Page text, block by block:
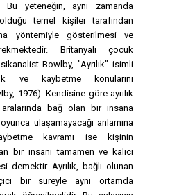
Bu yeteneğin, aynı zamanda
temel kişiler tarafından
yöntemiyle gösterilmesi ve
Britanyalı çocuk
Bowlby, "Ayrılık" isimli
ve kaybetme konularını
1976). Kendisine göre ayrılık
aralarında bağ olan bir insana
ulaşamayacağı anlamına
kavramı ise kişinin
bir insanı tamamen ve kalıcı
demektir. Ayrılık, bağlı olunan
bir süreyle aynı ortamda